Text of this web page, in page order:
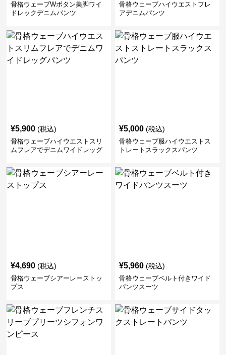
骨格ウェーブWボタン美脚ワイ
ドレックデニムパンツ
骨格ウェーブハイウエストフレ
アデニムパンツ
¥5,900 (税込)
骨格ウェーブハイウエストスリ
ムフレアでデニムワイドレッグ
¥5,000 (税込)
骨格ウェーブ服ハイウエストス
トレートスラックスパンツ
¥4,690 (税込)
骨格ウェーブシアーレーストッ
プス
¥5,960 (税込)
骨格ウェーブベルト付きワイド
パンツスーツ